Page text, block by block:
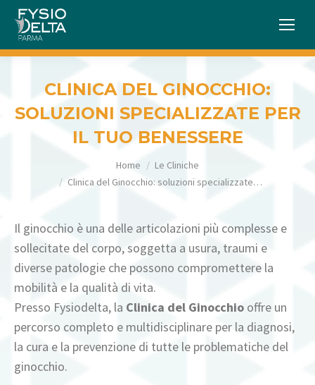
CLINICA DEL GINOCCHIO:
SOLUZIONI SPECIALIZZATE PER
IL TUO BENESSERE
Home
Le Cliniche
Clinica del Ginocchio: soluzioni specializzate…
Il ginocchio è una delle articolazioni più complesse e
sollecitate del corpo, soggetta a usura, traumi e
diverse patologie che possono compromettere la
mobilità e la qualità di vita.
Presso Fysiodelta, la Clinica del Ginocchio offre un
percorso completo e multidisciplinare per la diagnosi,
la cura e la prevenzione di tutte le problematiche del
ginocchio.